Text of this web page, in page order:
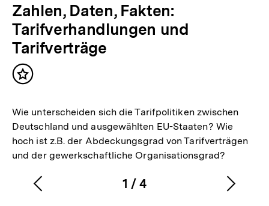
Zahlen, Daten, Fakten:
Tarifverhandlungen und
Tarifverträge
Inhalt
Wie unterscheiden sich die Tarifpolitiken zwischen
Deutschland und ausgewählten EU-Staaten? Wie
hoch ist z.B. der Abdeckungsgrad von Tarifverträgen
und der gewerkschaftliche Organisationsgrad?
Karussellinhalt
1
von
/4
Vorherigen